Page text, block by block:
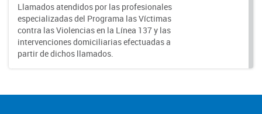
Llamados atendidos por las profesionales
especializadas del Programa las Víctimas
contra las Violencias en la Línea 137 y las
intervenciones domiciliarias efectuadas a
partir de dichos llamados.